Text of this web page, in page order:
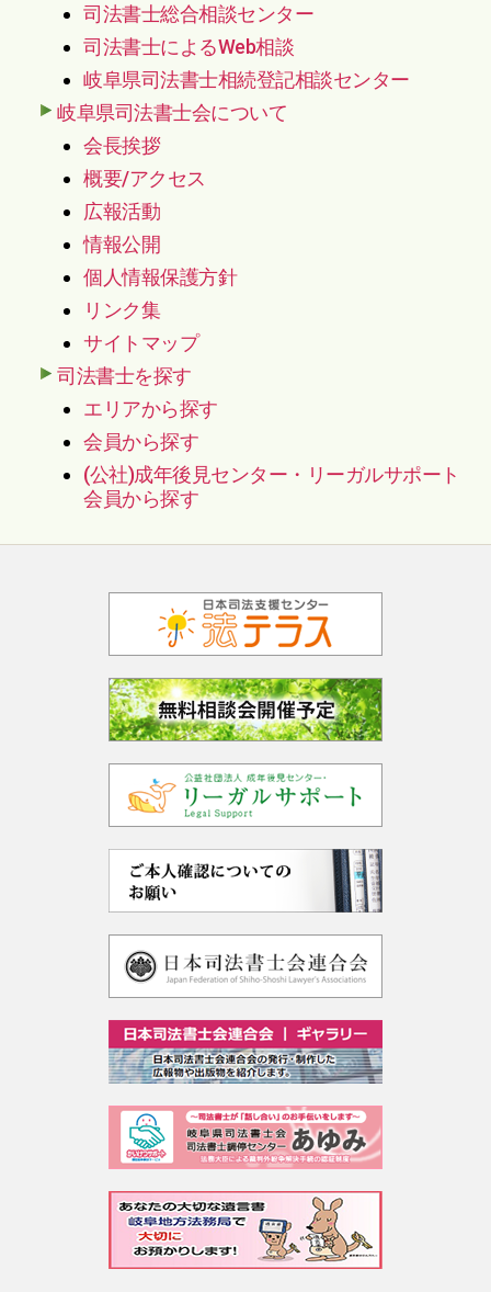
司法書士総合相談センター
司法書士によるWeb相談
岐阜県司法書士相続登記相談センター
岐阜県司法書士会について
会長挨拶
概要/アクセス
広報活動
情報公開
個人情報保護方針
リンク集
サイトマップ
司法書士を探す
エリアから探す
会員から探す
(公社)成年後見センター・リーガルサポート
会員から探す